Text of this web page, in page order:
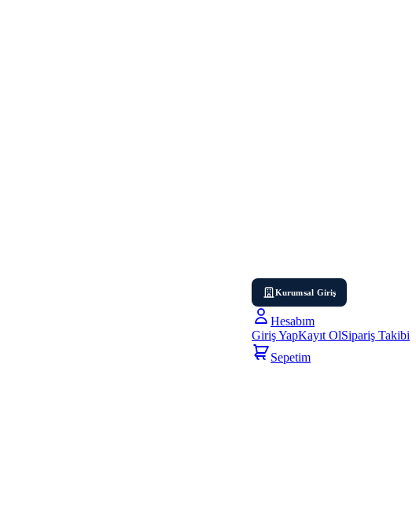
Kurumsal Giriş
Hesabım
Giriş YapKayıt OlSipariş Takibi
Sepetim